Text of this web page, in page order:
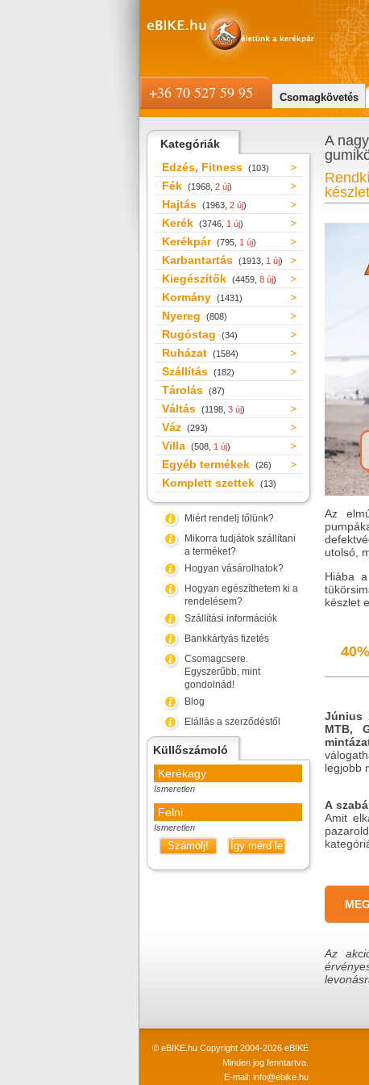
Kategóriák
Edzés, Fitness (103)
Fék (1968, 2 új)
Hajtás (1963, 2 új)
Kerék (3746, 1 új)
Kerékpár (795, 1 új)
Karbantartás (1913, 1 új)
Kiegészítők (4459, 8 új)
Kormány (1431)
Nyereg (808)
Rugóstag (34)
Ruházat (1584)
Szállítás (182)
Tárolás (87)
Váltás (1198, 3 új)
Váz (293)
Villa (508, 1 új)
Egyéb termékek (26)
Komplett szettek (13)
Miért rendelj tőlünk?
Mikorra tudjátok szállítani
a terméket?
Hogyan vásárolhatok?
Hogyan egészíthetem ki a
rendelésem?
Szállítási információk
Bankkártyás fizetés
Csomagcsere.
Egyszerűbb, mint
gondolnád!
Blog
Elállás a szerződéstől
Küllőszámoló
Kerékagy
Ismeretlen
Felni
Ismeretlen
Számolj! Így mérd le
A
Az
utolsó,
Hiába
készlet
Június
MTB,
legjobb
A
Amit
Az
+36 70 527 59 95 Csomagkövetés
© eBIKE.hu Copyright 2004-2026 eBIKE
Minden jog fenntartva.
E-mail: info@ebike.hu